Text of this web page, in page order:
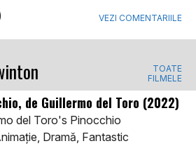
VEZI COMENTARIILE
TOATE
FILMELE
de Guillermo del Toro (2022)
del Toro's Pinocchio
Dramă, Fantastic